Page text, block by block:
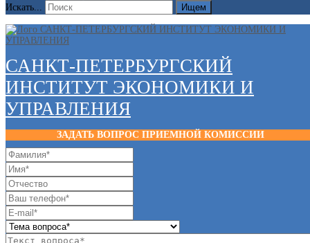
Искать...
Ищем
САНКТ-ПЕТЕРБУРГСКИЙ
ИНСТИТУТ ЭКОНОМИКИ И
УПРАВЛЕНИЯ
ЗАДАТЬ ВОПРОС ПРИЕМНОЙ КОМИССИИ